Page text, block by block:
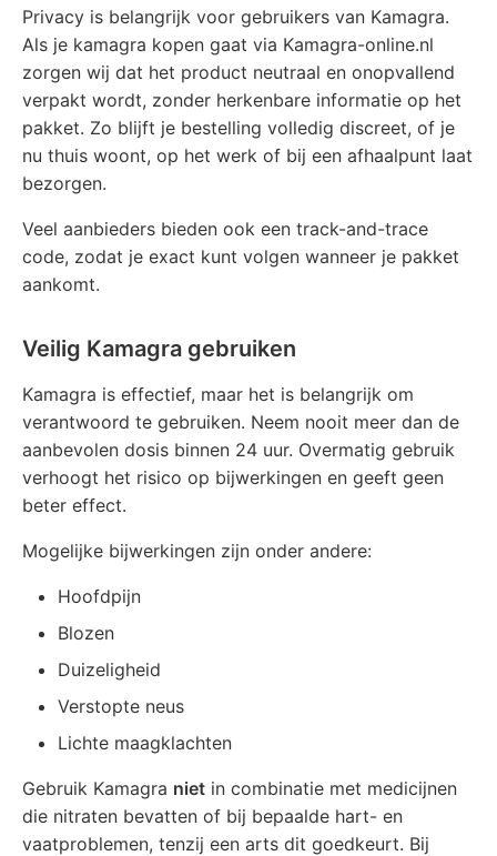
Privacy is belangrijk voor gebruikers van Kamagra.
Als je kamagra kopen gaat via Kamagra-online.nl
zorgen wij dat het product neutraal en onopvallend
verpakt wordt, zonder herkenbare informatie op het
pakket. Zo blijft je bestelling volledig discreet, of je
nu thuis woont, op het werk of bij een afhaalpunt laat
bezorgen.
Veel aanbieders bieden ook een track-and-trace
code, zodat je exact kunt volgen wanneer je pakket
aankomt.
Veilig Kamagra gebruiken
Kamagra is effectief, maar het is belangrijk om
verantwoord te gebruiken. Neem nooit meer dan de
aanbevolen dosis binnen 24 uur. Overmatig gebruik
verhoogt het risico op bijwerkingen en geeft geen
beter effect.
Mogelijke bijwerkingen zijn onder andere:
Hoofdpijn
Blozen
Duizeligheid
Verstopte neus
Lichte maagklachten
Gebruik Kamagra niet in combinatie met medicijnen
die nitraten bevatten of bij bepaalde hart- en
vaatproblemen, tenzij een arts dit goedkeurt. Bij